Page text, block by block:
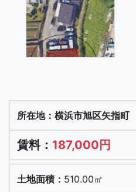
横浜市旭区矢指町
187,000円
510.00㎡